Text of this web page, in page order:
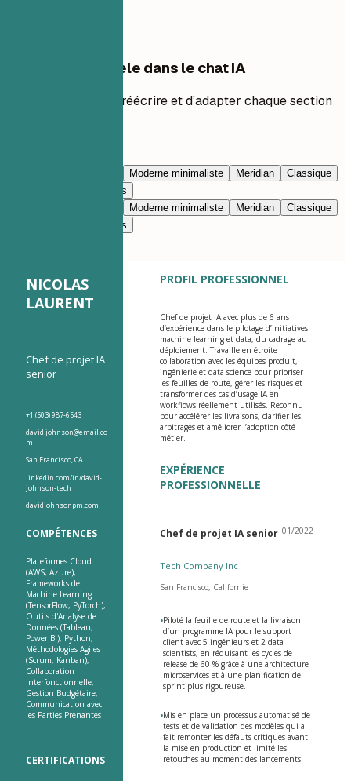
Modifier ce modèle dans le chat IA
Demandez à l’IA de réécrire et d’adapter chaque section
Moderne minimaliste Meridian
Classique
Nimbus
Moderne minimaliste Meridian
Classique
Nimbus
NICOLAS
LAURENT
Chef de projet IA
senior
+1 (503) 987-6543
david.johnson@email.co
m
San Francisco, CA
linkedin.com/in/david-
johnson-tech
davidjohnsonpm.com
COMPÉTENCES
Plateformes Cloud
(AWS, Azure),
Frameworks de
Machine Learning
(TensorFlow, PyTorch),
Outils d'Analyse de
Données (Tableau,
Power BI), Python,
Méthodologies Agiles
(Scrum, Kanban),
Collaboration
Interfonctionnelle,
Gestion Budgétaire,
Communication avec
les Parties Prenantes
CERTIFICATIONS
PROFIL PROFESSIONNEL
Chef de projet IA avec plus de 6 ans
d’expérience dans le pilotage d’initiatives
machine learning et data, du cadrage au
déploiement. Travaille en étroite
collaboration avec les équipes produit,
ingénierie et data science pour prioriser
les feuilles de route, gérer les risques et
transformer des cas d’usage IA en
workflows réellement utilisés. Reconnu
pour accélérer les livraisons, clarifier les
arbitrages et améliorer l’adoption côté
métier.
EXPÉRIENCE
PROFESSIONNELLE
Chef de projet IA senior 01/2022
Tech Company Inc
San Francisco, Californie
•Piloté la feuille de route et la livraison
d’un programme IA pour le support
client avec 5 ingénieurs et 2 data
scientists, en réduisant les cycles de
release de 60 % grâce à une architecture
microservices et à une planification de
sprint plus rigoureuse.
•Mis en place un processus automatisé de
tests et de validation des modèles qui a
fait remonter les défauts critiques avant
la mise en production et limité les
retouches au moment des lancements.